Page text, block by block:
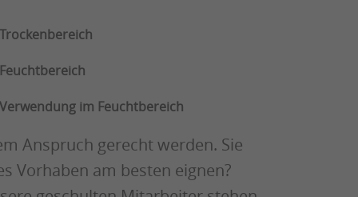
im Feuchtbereich
Anspruch gerecht werden. Sie
Vorhaben am besten eignen?